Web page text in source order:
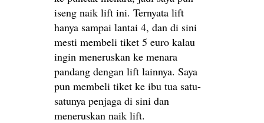
iseng naik lift ini. Ternyata lift
hanya sampai lantai 4, dan di sini
mesti membeli tiket 5 euro kalau
ingin meneruskan ke menara
pandang dengan lift lainnya. Saya
pun membeli tiket ke ibu tua satu-
satunya penjaga di sini dan
meneruskan naik lift.